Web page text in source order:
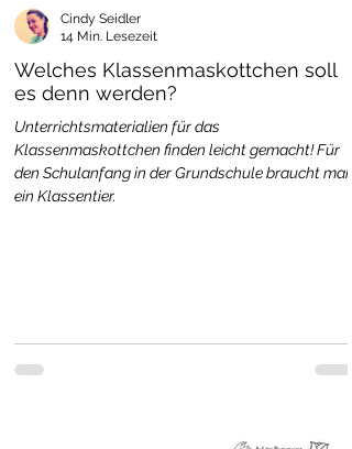
Welches Klassenmaskottchen soll
es denn werden?
Unterrichtsmaterialien für das
Klassenmaskottchen finden leicht gemacht! Für
den Schulanfang in der Grundschule braucht man
ein Klassentier.
Cindy Seidler
14 Min. Lesezeit